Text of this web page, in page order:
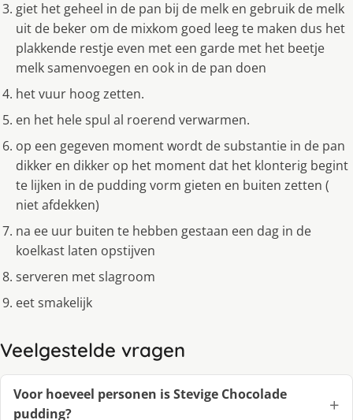
giet het geheel in de pan bij de melk en gebruik de melk
uit de beker om de mixkom goed leeg te maken dus het
plakkende restje even met een garde met het beetje
melk samenvoegen en ook in de pan doen
het vuur hoog zetten.
en het hele spul al roerend verwarmen.
op een gegeven moment wordt de substantie in de pan
dikker en dikker op het moment dat het klonterig begint
te lijken in de pudding vorm gieten en buiten zetten (
niet afdekken)
na ee uur buiten te hebben gestaan een dag in de
koelkast laten opstijven
serveren met slagroom
eet smakelijk
Veelgestelde vragen
Voor hoeveel personen is Stevige Chocolade
pudding?